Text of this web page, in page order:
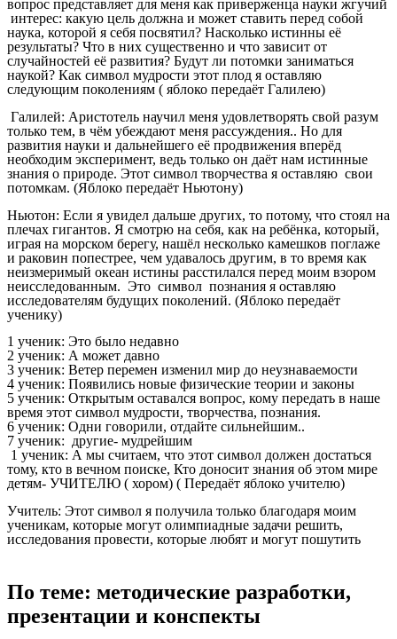
вопрос представляет для меня как приверженца науки жгучий
интерес: какую цель должна и может ставить перед собой
наука, которой я себя посвятил? Насколько истинны её
результаты? Что в них существенно и что зависит от
случайностей её развития? Будут ли потомки заниматься
наукой? Как символ мудрости этот плод я оставляю
следующим поколениям ( яблоко передаёт Галилею)
Галилей: Аристотель научил меня удовлетворять свой разум
только тем, в чём убеждают меня рассуждения.. Но для
развития науки и дальнейшего её продвижения вперёд
необходим эксперимент, ведь только он даёт нам истинные
знания о природе. Этот символ творчества я оставляю свои
потомкам. (Яблоко передаёт Ньютону)
Ньютон: Если я увидел дальше других, то потому, что стоял на
плечах гигантов. Я смотрю на себя, как на ребёнка, который,
играя на морском берегу, нашёл несколько камешков поглаже
и раковин попестрее, чем удавалось другим, в то время как
неизмеримый океан истины расстилался перед моим взором
неисследованным. Это символ познания я оставляю
исследователям будущих поколений. (Яблоко передаёт
ученику)
1 ученик: Это было недавно
2 ученик: А может давно
3 ученик: Ветер перемен изменил мир до неузнаваемости
4 ученик: Появились новые физические теории и законы
5 ученик: Открытым оставался вопрос, кому передать в наше
время этот символ мудрости, творчества, познания.
6 ученик: Одни говорили, отдайте сильнейшим..
7 ученик: другие- мудрейшим
1 ученик: А мы считаем, что этот символ должен достаться
тому, кто в вечном поиске, Кто доносит знания об этом мире
детям- УЧИТЕЛЮ ( хором) ( Передаёт яблоко учителю)
Учитель: Этот символ я получила только благодаря моим
ученикам, которые могут олимпиадные задачи решить,
исследования провести, которые любят и могут пошутить
По теме: методические разработки,
презентации и конспекты